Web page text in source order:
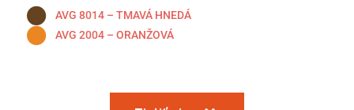
AVG 8014 – TMAVÁ HNEDÁ
AVG 2004 – ORANŽOVÁ